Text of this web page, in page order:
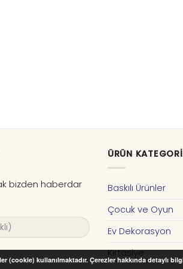
bizden haberdar
ÜRÜN
Baskılı Ürünler
Çocuk ve Oyun
Ev Dekorasyon
Kırtasiye
(cookie) kullanılmaktadır. Çerezler hakkında detaylı